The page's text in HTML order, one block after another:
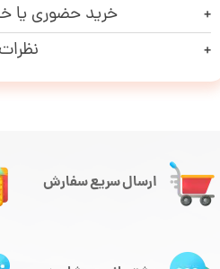
خرید حضوری یا
نظرات
ارسال سریع سفارش